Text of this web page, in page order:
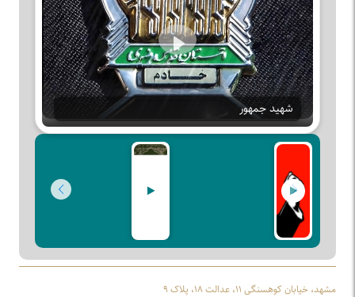
Play
شهید جمهور
مشهد، خیابان کوهسنگی ۱۱، عدالت ۱۸، پلاک ۹